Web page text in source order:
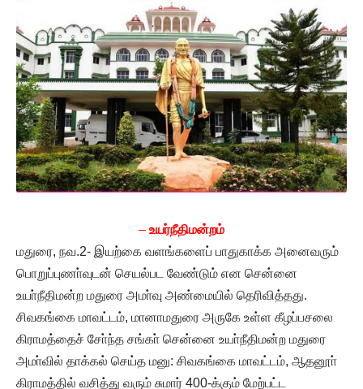
– உயர்நீதிமன்றம்
மதுரை, நவ.2- இயற்கை வளங்களைப் பாதுகாக்க அனைவரும்
பொறுப்புணா்வுடன் செயல்பட வேண்டும் என சென்னை
உயா்நீதிமன்ற மதுரை அமா்வு அண்மையில் தெரிவித்தது.
சிவகங்கை மாவட்டம், மானாமதுரை அருகே உள்ள கீழப்பசலை
கிராமத்தைச் சோ்ந்த சங்கா் சென்னை உயா்நீதிமன்ற மதுரை
அமா்வில் தாக்கல் செய்த மனு: சிவகங்கை மாவட்டம், ஆதனூா்
கிராமத்தில் வசித்து வரும் சுமார் 400-க்கும் மேற்பட்ட